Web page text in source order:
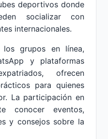
deportivos donde
socializar con
internacionales.
grupos en línea,
y plataformas
ofrecen
para quienes
La participación en
conocer eventos,
y consejos sobre la